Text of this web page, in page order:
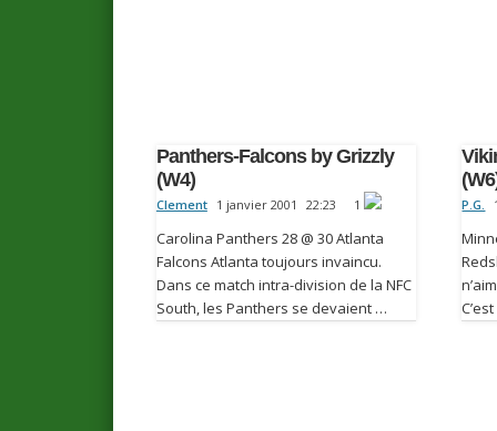
Panthers-Falcons by Grizzly
(W4)
Clement 1 janvier 2001 22:23 1
Carolina Panthers 28 @ 30 Atlanta
Falcons Atlanta toujours invaincu.
Dans ce match intra-division de la NFC
South, les Panthers se devaient …
P.G.